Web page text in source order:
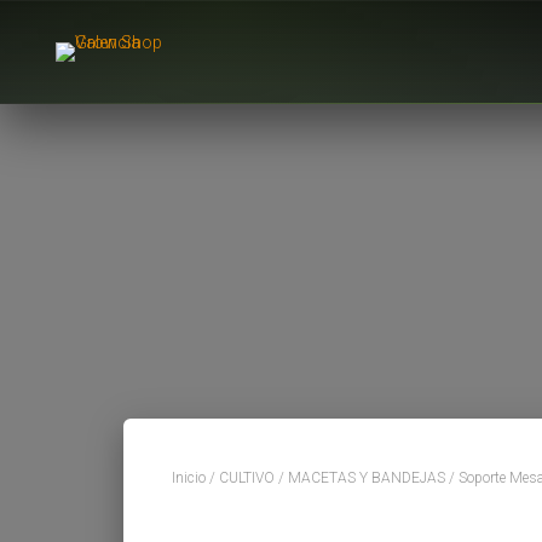
Inicio / CULTIVO / MACETAS Y BANDEJAS / Soporte